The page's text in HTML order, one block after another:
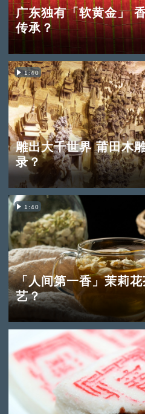
广东独有「软黄金」
传承？
1:40
雕出大千世界 莆田木
录？
1:40
「人间第一香」茉莉
艺？